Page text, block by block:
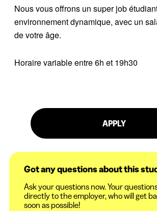
Nous vous offrons un super job
environnement dynamique, avec un
de votre âge.
Horaire variable entre 6h et 19h30
APPLY
Got any questions about this
Ask your questions now. Your
directly to the employer, who will get
soon as possible!